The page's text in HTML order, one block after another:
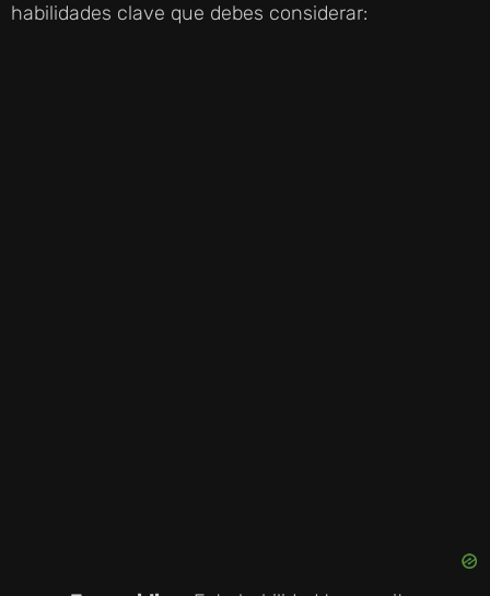
habilidades clave que debes considerar: